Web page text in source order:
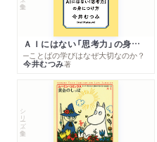
ＡＩにはない「思考力」の身につけ方
─ことばの学びはなぜ大切なのか？
今井むつみ著
シリーズ・全集